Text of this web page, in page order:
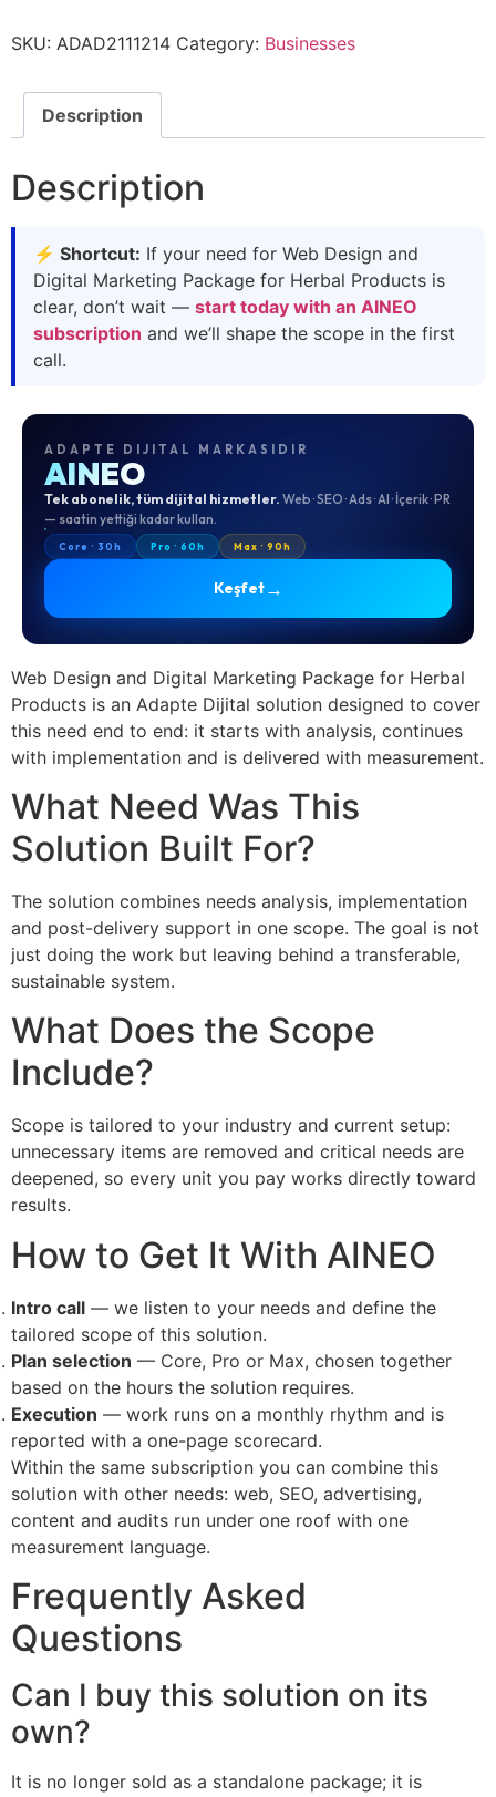
SKU: ADAD2111214 Category: Businesses
Description
Description
⚡ Shortcut: If your need for Web Design and
Digital Marketing Package for Herbal Products is
clear, don’t wait — start today with an AINEO
subscription and we’ll shape the scope in the first
call.
ADAPTE DIJITAL MARKASIDIR
AINEO
Tek abonelik, tüm dijital hizmetler. Web · SEO · Ads · AI · İçerik · PR
— saatin yettiği kadar kullan.
Core · 30h Pro · 60h Max · 90h
Keşfet→
Web Design and Digital Marketing Package for Herbal
Products is an Adapte Dijital solution designed to cover
this need end to end: it starts with analysis, continues
with implementation and is delivered with measurement.
What Need Was This
Solution Built For?
The solution combines needs analysis, implementation
and post-delivery support in one scope. The goal is not
just doing the work but leaving behind a transferable,
sustainable system.
What Does the Scope
Include?
Scope is tailored to your industry and current setup:
unnecessary items are removed and critical needs are
deepened, so every unit you pay works directly toward
results.
How to Get It With AINEO
Intro call — we listen to your needs and define the
tailored scope of this solution.
Plan selection — Core, Pro or Max, chosen together
based on the hours the solution requires.
Execution — work runs on a monthly rhythm and is
reported with a one-page scorecard.
Within the same subscription you can combine this
solution with other needs: web, SEO, advertising,
content and audits run under one roof with one
measurement language.
Frequently Asked
Questions
Can I buy this solution on its
own?
It is no longer sold as a standalone package; it is